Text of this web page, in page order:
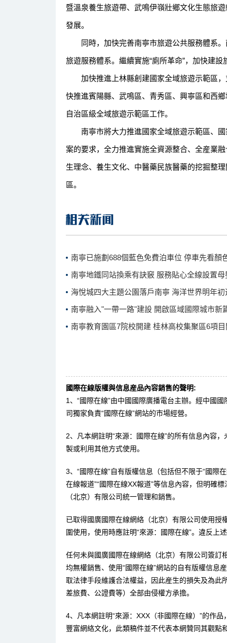
暨溫泉養生旅遊帶、武鳴伊嶺壯鄉文化生態旅
發展。
同時，加快完善南寧市旅遊公共服務體系。
旅遊服務體系。繼續實施“廁所革命”，加快建
加快推進上林縣創建國家全域旅遊示範區，
快推進賓陽縣、武鳴區、青秀區、興寧區和西
自治區級全域旅遊示範區工作。
南寧市將大力推進國家全域旅遊示範區、國
案的要求，全力推進實施全資源整合、全産業
生理念、養生文化、中醫藥民族醫藥的挖掘整
區。
南寧已施劃688個藍色免費泊車位 停車先看顏
南寧地鐵同站換乘有訣竅 服務貼心全線設置母
海悅城四大主題公園落戶南寧 海洋世界明年初
南寧融入"一帶一路"建設 開啟區域國際城市新
南寧教育園區7院校開建 桂林高校集聚區6項
國際在線版權與信息産品內容銷售的聲明:
1、“國際在線”由中國國際廣播電台主辦。經中國
司獨家負責“國際在線”網站的市場經營。
2、凡本網註明“來源：國際在線”的所有信息內容
製或利用其他方式使用。
3、“國際在線”自有版權信息（包括但不限于“國際
在線報道”“國際在線XX報道”等信息內容，但明確
（北京）有限公司統一管理和銷售。
已取得國廣國際在線網絡（北京）有限公司使用
圍使用，使用時應註明“來源：國際在線”。違反上
任何未與國廣國際在線網絡（北京）有限公司簽訂
均無權銷售、使用“國際在線”網站的自有版權信息
取法律手段維護合法權益，因此産生的損失及為此
差旅費、公證費等）全部由侵權方承擔。
4、凡本網註明“來源：XXX（非國際在線）”的作
豐富網絡文化，此類稿件並不代表本網贊同其觀點